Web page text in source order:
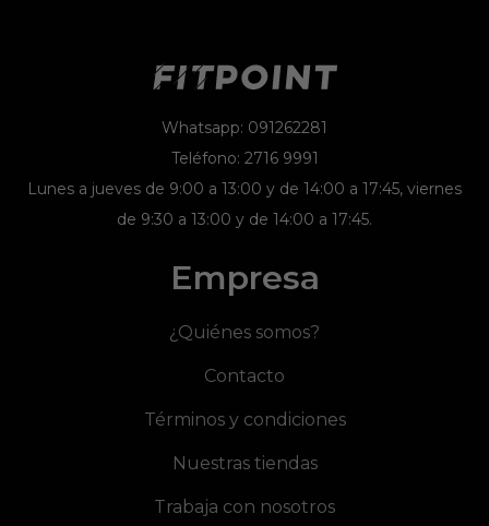
Whatsapp: 091262281
Teléfono: 2716 9991
Lunes a jueves de 9:00 a 13:00 y de 14:00 a 17:45, viernes
de 9:30 a 13:00 y de 14:00 a 17:45.
Empresa
¿Quiénes somos?
Contacto
Términos y condiciones
Nuestras tiendas
Trabaja con nosotros